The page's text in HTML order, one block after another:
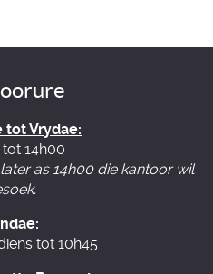
tot Vrydae:
14h00
as 14h00 die kantoor wil
tot 10h45